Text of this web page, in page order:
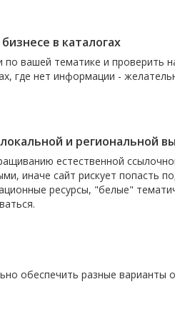
в каталогах
вашей тематике и проверить
где нет информации -
и региональной
естественной
иначе сайт рискует попасть
ресурсы, "белые"
обеспечить разные варианты